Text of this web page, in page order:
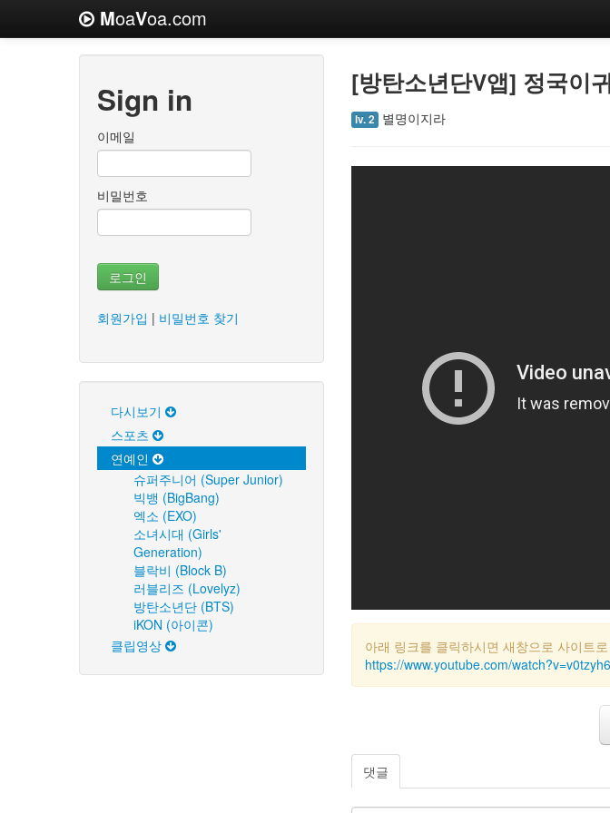
MoaVoa.com
Sign in
이메일
비밀번호
로그인
회원가입 | 비밀번호 찾기
다시보기
스포츠
연예인
슈퍼주니어 (Super Junior)
빅뱅 (BigBang)
엑소 (EXO)
소녀시대 (Girls'
Generation)
블락비 (Block B)
러블리즈 (Lovelyz)
방탄소년단 (BTS)
iKON (아이콘)
클립영상
[방탄소년단V앱] 정국이
lv. 2 별명이지라
아래 링크를 클릭하시면 새창으로 사이트
https://www.youtube.com/
댓글